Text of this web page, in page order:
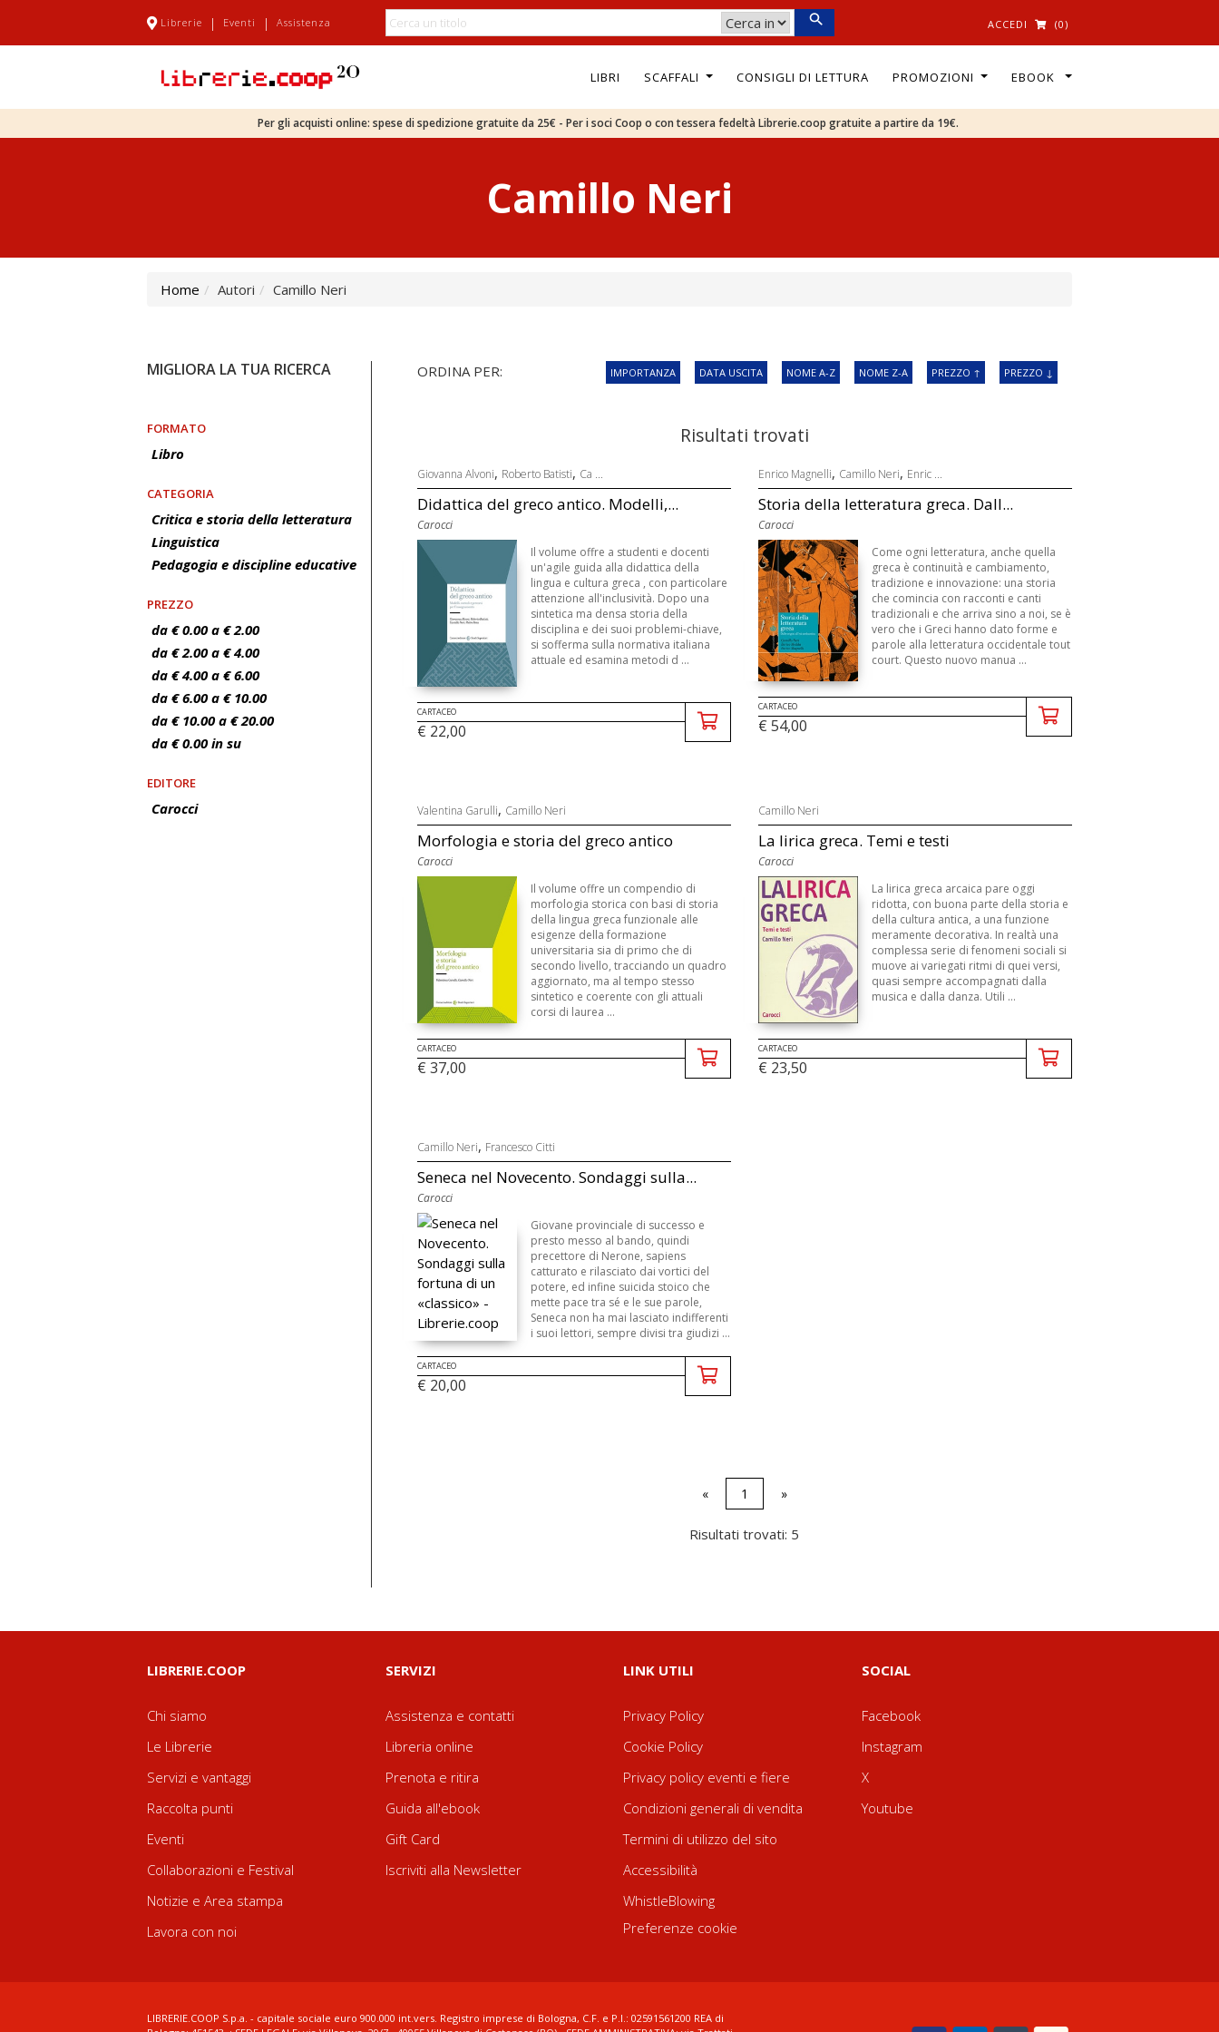
Librerie | Eventi | Assistenza ACCEDI (0)
LIBRI SCAFFALI CONSIGLI DI LETTURA PROMOZIONI EBOOK
Per gli acquisti online: spese di spedizione gratuite da 25€ - Per i soci Coop o con tessera fedeltà Librerie.coop gratuite a partire da 19€.
Camillo Neri
Home Autori Camillo Neri
MIGLIORA LA TUA RICERCA
FORMATO
Libro
CATEGORIA
Critica e storia della letteratura
Linguistica
Pedagogia e discipline educative
PREZZO
da € 0.00 a € 2.00
da € 2.00 a € 4.00
da € 4.00 a € 6.00
da € 6.00 a € 10.00
da € 10.00 a € 20.00
da € 0.00 in su
EDITORE
Carocci
ORDINA PER: IMPORTANZA DATA USCITA NOME A-Z NOME Z-A PREZZO ↑ PREZZO ↓
Risultati trovati
Giovanna Alvoni, Roberto Batisti, Ca ...
Didattica del greco antico. Modelli,...
Carocci
Il volume offre a studenti e docenti
un'agile guida alla didattica della
lingua e cultura greca , con particolare
attenzione all'inclusività. Dopo una
sintetica ma densa storia della
disciplina e dei suoi problemi-chiave,
si sofferma sulla normativa italiana
attuale ed esamina metodi d ...
CARTACEO
€ 22,00
Enrico Magnelli, Camillo Neri, Enric ...
Storia della letteratura greca. Dall...
Carocci
Come ogni letteratura, anche quella
greca è continuità e cambiamento,
tradizione e innovazione: una storia
che comincia con racconti e canti
tradizionali e che arriva sino a noi, se è
vero che i Greci hanno dato forme e
parole alla letteratura occidentale tout
court. Questo nuovo manua ...
CARTACEO
€ 54,00
Valentina Garulli, Camillo Neri
Morfologia e storia del greco antico
Carocci
Il volume offre un compendio di
morfologia storica con basi di storia
della lingua greca funzionale alle
esigenze della formazione
universitaria sia di primo che di
secondo livello, tracciando un quadro
aggiornato, ma al tempo stesso
sintetico e coerente con gli attuali
corsi di laurea ...
CARTACEO
€ 37,00
Camillo Neri
La lirica greca. Temi e testi
Carocci
La lirica greca arcaica pare oggi
ridotta, con buona parte della storia e
della cultura antica, a una funzione
meramente decorativa. In realtà una
complessa serie di fenomeni sociali si
muove ai variegati ritmi di quei versi,
quasi sempre accompagnati dalla
musica e dalla danza. Utili ...
CARTACEO
€ 23,50
Camillo Neri, Francesco Citti
Seneca nel Novecento. Sondaggi sulla...
Carocci
Giovane provinciale di successo e
presto messo al bando, quindi
precettore di Nerone, sapiens
catturato e rilasciato dai vortici del
potere, ed infine suicida stoico che
mette pace tra sé e le sue parole,
Seneca non ha mai lasciato indifferenti
i suoi lettori, sempre divisi tra giudizi ...
CARTACEO
€ 20,00
« 1 »
Risultati trovati: 5
LIBRERIE.COOP
Chi siamo
Le Librerie
Servizi e vantaggi
Raccolta punti
Eventi
Collaborazioni e Festival
Notizie e Area stampa
Lavora con noi
SERVIZI
Assistenza e contatti
Libreria online
Prenota e ritira
Guida all'ebook
Gift Card
Iscriviti alla Newsletter
LINK UTILI
Privacy Policy
Cookie Policy
Privacy policy eventi e fiere
Condizioni generali di vendita
Termini di utilizzo del sito
Accessibilità
WhistleBlowing
Preferenze cookie
SOCIAL
Facebook
Instagram
X
Youtube
LIBRERIE.COOP S.p.a. - capitale sociale euro 900.000 int.vers. Registro imprese di Bologna, C.F. e P.I.: 02591561200 REA di